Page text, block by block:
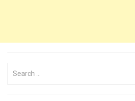
Search